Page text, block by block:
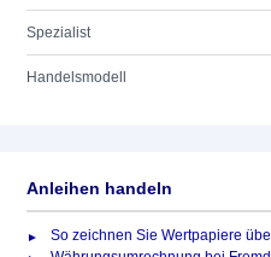
Spezialist
Handelsmodell
Anleihen handeln
So zeichnen Sie Wertpapiere